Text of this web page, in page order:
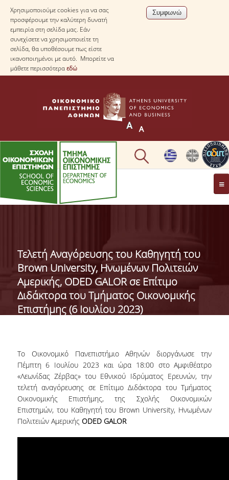
Χρησιμοποιούμε cookies για να σας
προσφέρουμε την καλύτερη δυνατή
εμπειρία στη σελίδα μας. Εάν
συνεχίσετε να χρησιμοποιείτε τη
σελίδα, θα υποθέσουμε πως είστε
ικανοποιημένοι με αυτό. Μπορείτε να
μάθετε περισσότεραεδώ
ΤΟ TΜΗΜΑ
ΔΙΟΙΚΗΣΗ ΤΟΥ ΤΜΗΜΑΤΟΣ
ΓΙΑ ΜΑΘΗΤΕΣ Γ' ΛΥΚΕΙΟΥ
ΑΝΘΡΩΠΙΝΟ ΔΥΝΑΜΙΚΟ
ΜΕΛΗ ΔΕΠ
ΕΠΙΤΙΜΟΙ ΔΙΔΑΚΤΟΡΕΣ
ΜΕΤΑΔΙΔΑΚΤΟΡΕΣ
ΕΙΔΙΚΟ ΠΡΟΣΩΠΙΚΟ
ΑΚΑΔΗΜΑΪΚΟΙ ΥΠΟΤΡΟΦΟΙ
ΕΝΤΕΤΑΛΜΕΝΟΙ ΔΙΔΑΣΚΟΝΤΕΣ
Tελετή Αναγόρευσης του Καθηγητή του
Brown University, Ηνωμένων Πολιτειών
Αμερικής, ODED GALOR σε Επίτιμο
Διδάκτορα του Τμήματος Οικονομικής
Επιστήμης (6 Ιουλίου 2023)
Το Οικονομικό Πανεπιστήμιο Αθηνών διοργάνωσε την
Πέμπτη 6 Ιουλίου 2023 και ώρα 18:00 στo Αμφιθέατρο
«Λεωνίδας Ζέρβας» του Εθνικού Ιδρύματος Ερευνών, την
τελετή αναγόρευσης σε Επίτιμο Διδάκτορα του Τμήματος
Οικονομικής Επιστήμης, της Σχολής Οικονομικών
Επιστημών, του Καθηγητή του Brown University, Ηνωμένων
Πολιτειών Αμερικής ODED GALOR